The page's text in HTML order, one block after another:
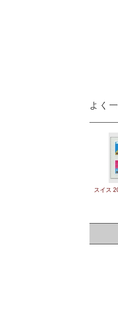
よく
スイス